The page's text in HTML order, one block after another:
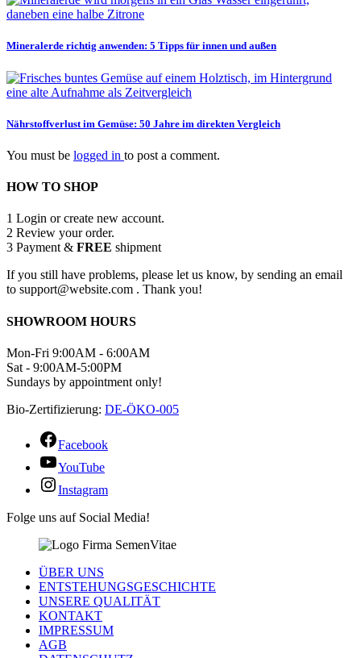
Mineralerde richtig anwenden: 5 Tipps für innen und außen
Nährstoffverlust im Gemüse: 50 Jahre im direkten Vergleich
You must be logged in to post a comment.
HOW TO SHOP
1 Login or create new account.
2 Review your order.
3 Payment & FREE shipment
If you still have problems, please let us know, by sending an email
to support@website.com . Thank you!
SHOWROOM HOURS
Mon-Fri 9:00AM - 6:00AM
Sat - 9:00AM-5:00PM
Sundays by appointment only!
Bio-Zertifizierung: DE-ÖKO-005
Facebook
YouTube
Instagram
Folge uns auf Social Media!
ÜBER UNS
ENTSTEHUNGSGESCHICHTE
UNSERE QUALITÄT
KONTAKT
IMPRESSUM
AGB